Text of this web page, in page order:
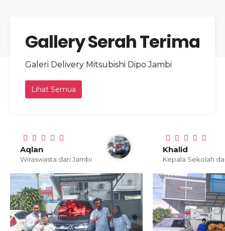
Gallery Serah Terima
Galeri Delivery Mitsubishi Dipo Jambi
Lihat Semua
Aqlan
Wiraswasta dari Jambi
Khalid